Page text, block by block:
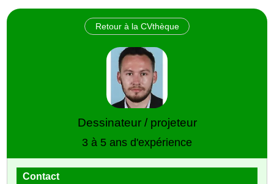
Retour à la CVthèque
Dessinateur / projeteur
3 à 5 ans d'expérience
Contact